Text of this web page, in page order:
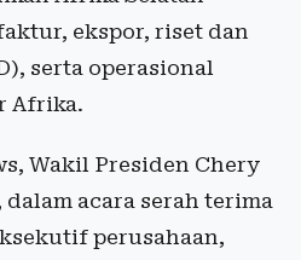
ekspor, riset dan
serta operasional
Afrika.
Wakil Presiden Chery
acara serah terima
perusahaan,